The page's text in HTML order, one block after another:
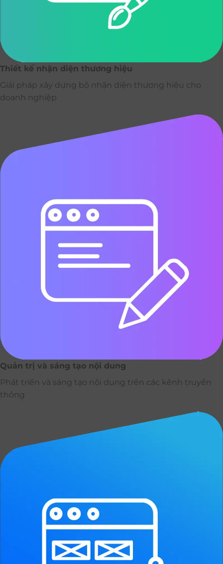
Thiết kế nhận diện thương hiệu
Giải pháp xây dựng bộ nhận diện thương hiệu cho
doanh nghiệp
Quản trị và sáng tạo nội dung
Phát triển và sáng tạo nội dung trên các kênh truyền
thông